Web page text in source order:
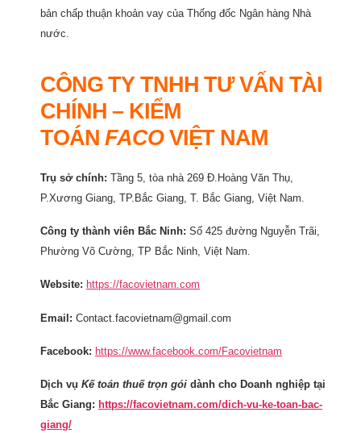
bản chấp thuận khoản vay của Thống đốc Ngân hàng Nhà
nước.
CÔNG TY TNHH TƯ VẤN TÀI
CHÍNH – KIỂM
TOÁNFACOVIỆT NAM
Trụ sở chính: Tầng 5, tòa nhà 269 Đ.Hoàng Văn Thụ,
P.Xương Giang, TP.Bắc Giang, T. Bắc Giang, Việt Nam.
Công ty thành viên Bắc Ninh: Số 425 đường Nguyễn Trãi,
Phường Võ Cường, TP Bắc Ninh, Việt Nam.
Website: https://facovietnam.com
Email: Contact.facovietnam@gmail.com
Facebook: https://www.facebook.com/Facovietnam
Dịch vụ Kế toán thuế trọn gói dành cho Doanh nghiệp tại
Bắc Giang: https://facovietnam.com/dich-vu-ke-toan-bac-
giang/